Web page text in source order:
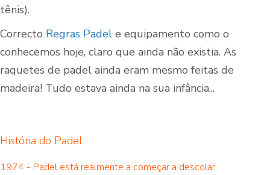
tênis).
Correcto Regras Padel e equipamento como o
conhecemos hoje, claro que ainda não existia. As
raquetes de padel ainda eram mesmo feitas de
madeira! Tudo estava ainda na sua infância...
História do Padel
1974 - Padel está realmente a começar a descolar